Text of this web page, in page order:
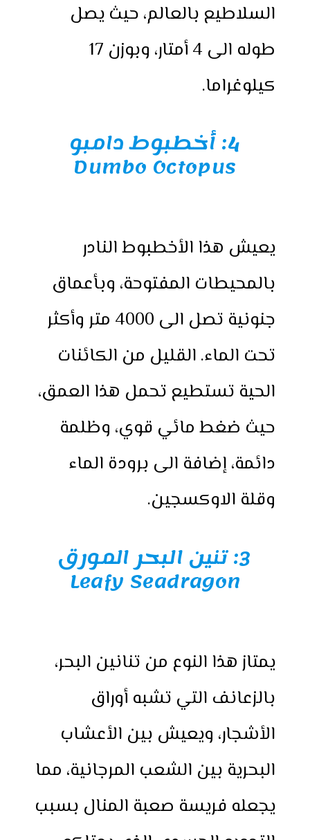
السلاطيع بالعالم، حيث يصل
طوله الى 4 أمتار، وبوزن 17
كيلوغراما.
4: أخطبوط دامبو
Dumbo Octopus
يعيش هذا الأخطبوط النادر
بالمحيطات المفتوحة، وبأعماق
جنونية تصل الى 4000 متر وأكثر
تحت الماء. القليل من الكائنات
الحية تستطيع تحمل هذا العمق،
حيث ضغط مائي قوي، وظلمة
دائمة، إضافة الى برودة الماء
وقلة الاوكسجين.
3: تنين البحر المورق
Leafy Seadragon
يمتاز هذا النوع من تنانين البحر،
بالزعانف التي تشبه أوراق
الأشجار، ويعيش بين الأعشاب
البحرية بين الشعب المرجانية، مما
يجعله فريسة صعبة المنال بسبب